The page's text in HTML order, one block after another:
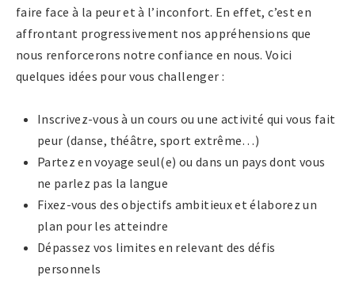
faire face à la peur et à l’inconfort. En effet, c’est en
affrontant progressivement nos appréhensions que
nous renforcerons notre confiance en nous. Voici
quelques idées pour vous challenger :
Inscrivez-vous à un cours ou une activité qui vous fait
peur (danse, théâtre, sport extrême…)
Partez en voyage seul(e) ou dans un pays dont vous
ne parlez pas la langue
Fixez-vous des objectifs ambitieux et élaborez un
plan pour les atteindre
Dépassez vos limites en relevant des défis
personnels